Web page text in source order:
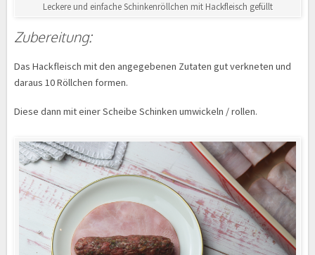
Leckere und einfache Schinkenröllchen mit Hackfleisch gefüllt
Zubereitung:
Das Hackfleisch mit den angegebenen Zutaten gut verkneten und
daraus 10 Röllchen formen.
Diese dann mit einer Scheibe Schinken umwickeln / rollen.